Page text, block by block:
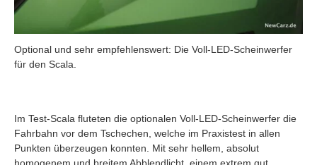
Optional und sehr empfehlenswert: Die Voll-LED-Scheinwerfer
für den Scala.
Im Test-Scala fluteten die optionalen Voll-LED-Scheinwerfer die
Fahrbahn vor dem Tschechen, welche im Praxistest in allen
Punkten überzeugen konnten. Mit sehr hellem, absolut
homogenem und breitem Abblendlicht, einem extrem gut